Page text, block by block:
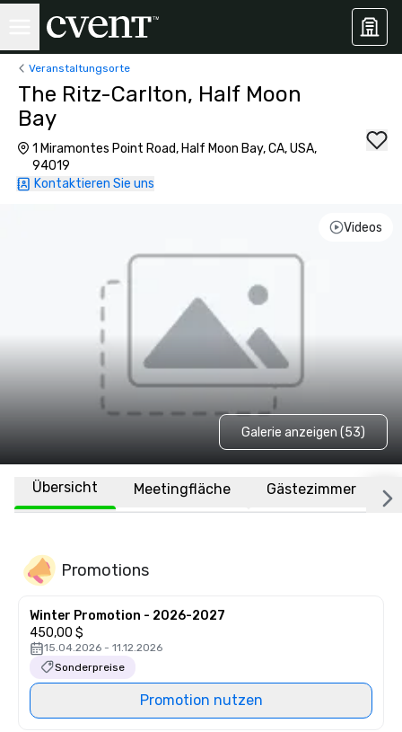
Veranstaltungsorte
The Ritz-Carlton, Half Moon
Bay
1 Miramontes Point Road, Half Moon Bay, CA, USA,
94019
Kontaktieren Sie uns
Videos
Galerie anzeigen (53)
Übersicht Meetingfläche Gästezimmer
Promotions
Winter Promotion - 2026-2027
450,00 $
15.04.2026 - 11.12.2026
Sonderpreise
Promotion nutzen